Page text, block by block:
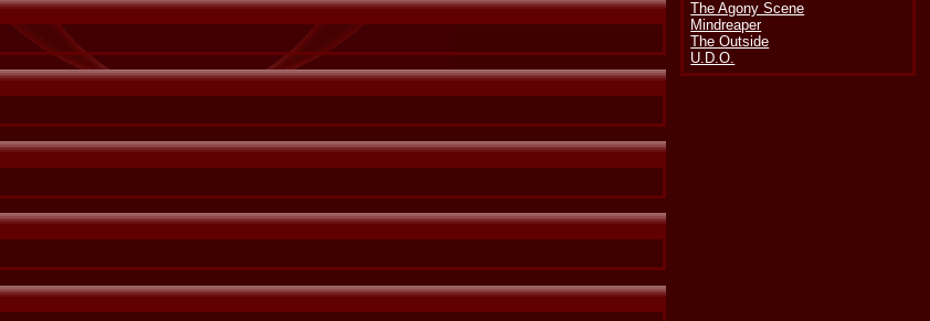
The Agony Scene
Mindreaper
The Outside
U.D.O.